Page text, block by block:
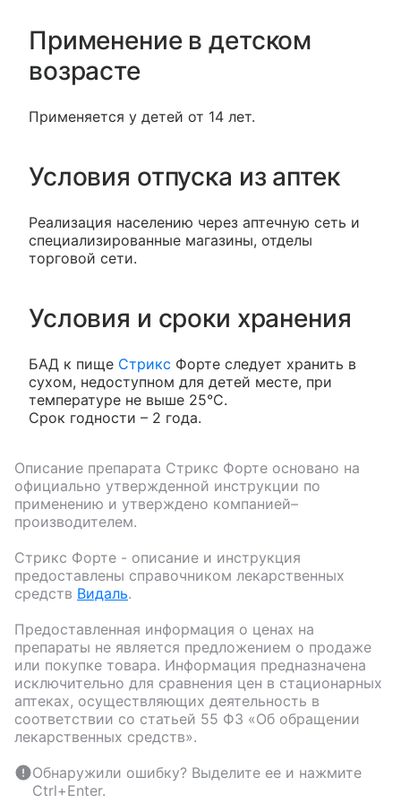
Применение в детском
возрасте
Применяется у детей от 14 лет.
Условия отпуска из аптек
Реализация населению через аптечную сеть и
специализированные магазины, отделы
торговой сети.
Условия и сроки хранения
БАД к пище Стрикс Форте следует хранить в
сухом, недоступном для детей месте, при
температуре не выше 25°С.
Срок годности – 2 года.
Описание препарата Стрикс Форте основано на
официально утвержденной инструкции по
применению и утверждено компанией–
производителем.
Стрикс Форте - описание и инструкция
предоставлены справочником лекарственных
средств Видаль.
Предоставленная информация о ценах на
препараты не является предложением о продаже
или покупке товара. Информация предназначена
исключительно для сравнения цен в стационарных
аптеках, осуществляющих деятельность в
соответствии со статьей 55 ФЗ «Об обращении
лекарственных средств».
Обнаружили ошибку? Выделите ее и нажмите
Ctrl+Enter.